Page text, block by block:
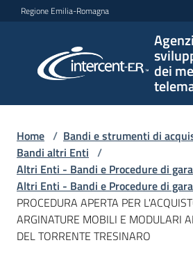
Vai al contenuto
Vai alla navigazione
Vai al footer
Regione Emilia-Romagna
dei
per lo
sviluppo
telematici
L'Agenzia
Home / Bandi e strumenti di
Bandi altri Enti /
Altri Enti - Bandi e Procedure di gara
Altri Enti - Bandi e Procedure di gara
PROCEDURA APERTA PER
ARGINATURE MOBILI E MODULARI
DEL TORRENTE TRESINARO